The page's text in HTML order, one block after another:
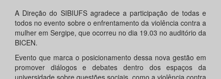
A Direção do SIBIUFS agradece a participação de todas e
todos no evento sobre o enfrentamento da violência contra a
mulher em Sergipe, que ocorreu no dia 19.03 no auditório da
BICEN.
Evento que marca o posicionamento dessa nova gestão em
promover diálogos e debates dentro dos espaços da